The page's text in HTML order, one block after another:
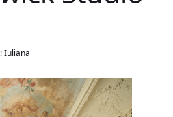
Iuliana